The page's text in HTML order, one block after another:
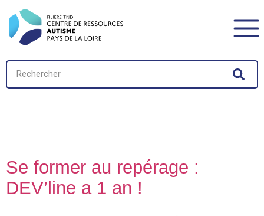
Se former au repérage :
DEV’line a 1 an !